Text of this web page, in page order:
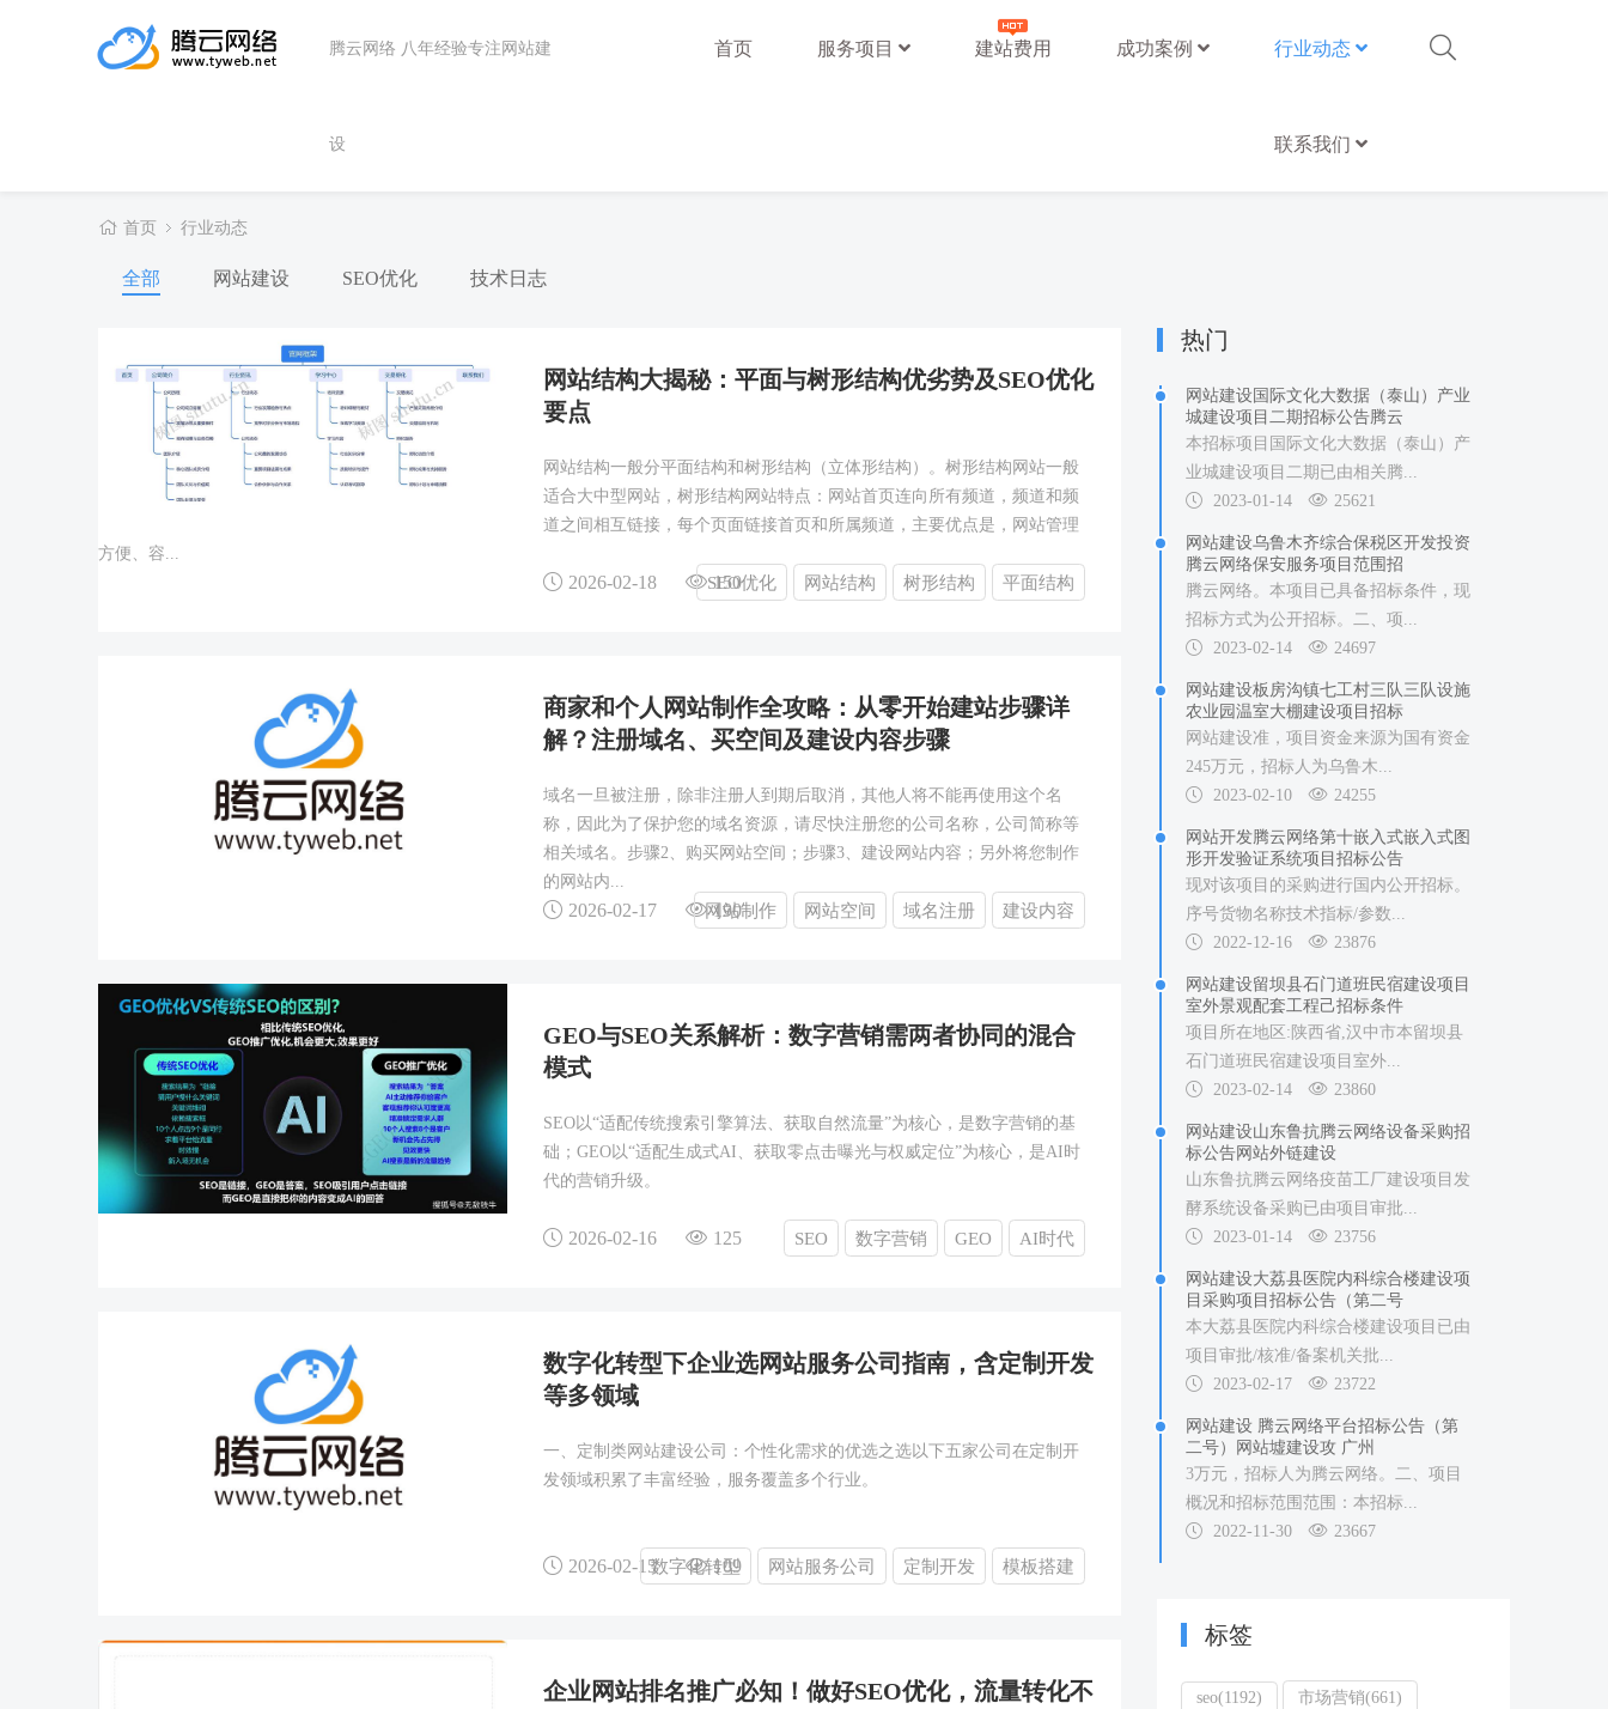
腾云网络 八年经验专注网站建
设
首页 服务项目 建站费用 成功案例 行业动态
联系我们
首页 行业动态
全部 网站建设 SEO优化 技术日志
网站结构大揭秘：平面与树形结构优劣势及SEO优化
要点
网站结构一般分平面结构和树形结构（立体形结构）。树形结构网站一般
适合大中型网站，树形结构网站特点：网站首页连向所有频道，频道和频
道之间相互链接，每个页面链接首页和所属频道，主要优点是，网站管理
方便、容...
2026-02-18 150
SEO优化 网站结构 树形结构 平面结构
商家和个人网站制作全攻略：从零开始建站步骤详
解？注册域名、买空间及建设内容步骤
域名一旦被注册，除非注册人到期后取消，其他人将不能再使用这个名
称，因此为了保护您的域名资源，请尽快注册您的公司名称，公司简称等
相关域名。步骤2、购买网站空间；步骤3、建设网站内容；另外将您制作
的网站内...
2026-02-17 190
网站制作 网站空间 域名注册 建设内容
GEO与SEO关系解析：数字营销需两者协同的混合
模式
SEO以“适配传统搜索引擎算法、获取自然流量”为核心，是数字营销的基
础；GEO以“适配生成式AI、获取零点击曝光与权威定位”为核心，是AI时
代的营销升级。
2026-02-16 125 SEO 数字营销 GEO AI时代
数字化转型下企业选网站服务公司指南，含定制开发
等多领域
一、定制类网站建设公司：个性化需求的优选之选以下五家公司在定制开
发领域积累了丰富经验，服务覆盖多个行业。
2026-02-15 109
数字化转型 网站服务公司 定制开发 模板搭建
企业网站排名推广必知！做好SEO优化，流量转化不
热门
网站建设国际文化大数据（泰山）产业
城建设项目二期招标公告腾云
本招标项目国际文化大数据（泰山）产
业城建设项目二期已由相关腾...
2023-01-14
25621
网站建设乌鲁木齐综合保税区开发投资
腾云网络保安服务项目范围招
腾云网络。本项目已具备招标条件，现
招标方式为公开招标。二、项...
2023-02-14
24697
网站建设板房沟镇七工村三队三队设施
农业园温室大棚建设项目招标
网站建设准，项目资金来源为国有资金
245万元，招标人为乌鲁木...
2023-02-10
24255
网站开发腾云网络第十嵌入式嵌入式图
形开发验证系统项目招标公告
现对该项目的采购进行国内公开招标。
序号货物名称技术指标/参数...
2022-12-16
23876
网站建设留坝县石门道班民宿建设项目
室外景观配套工程己招标条件
项目所在地区:陕西省,汉中市本留坝县
石门道班民宿建设项目室外...
2023-02-14
23860
网站建设山东鲁抗腾云网络设备采购招
标公告网站外链建设
山东鲁抗腾云网络疫苗工厂建设项目发
酵系统设备采购已由项目审批...
2023-01-14
23756
网站建设大荔县医院内科综合楼建设项
目采购项目招标公告（第二号
本大荔县医院内科综合楼建设项目已由
项目审批/核准/备案机关批...
2023-02-17
23722
网站建设 腾云网络平台招标公告（第
二号）网站墟建设攻 广州
3万元，招标人为腾云网络。二、项目
概况和招标范围范围：本招标...
2022-11-30
23667
标签
seo(1192) 市场营销(661)